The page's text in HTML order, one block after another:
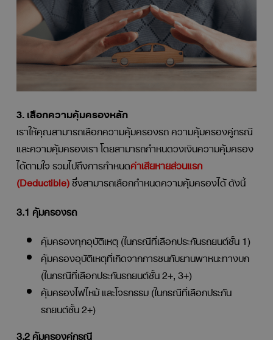
3. เลือกความคุ้มครองหลัก
เราให้คุณสามารถเลือกความคุ้มครองรถ ความคุ้มครองคู่กรณี
และความคุ้มครองเรา โดยสามารถกำหนดวงเงินความคุ้มครอง
ได้ตามใจ รวมไปถึงการกำหนดค่าเสียหายส่วนแรก
(Deductible)ซึ่งสามารถเลือกกำหนดความคุ้มครองได้ ดังนี้
3.1 คุ้มครองรถ
คุ้มครองทุกอุบัติเหตุ (ในกรณีที่เลือกประกันรถยนต์ชั้น 1)
คุ้มครองอุบัติเหตุที่เกิดจากการชนกับยานพาหนะทางบก
(ในกรณีที่เลือกประกันรถยนต์ชั้น 2+, 3+)
คุ้มครองไฟไหม้ และโจรกรรม (ในกรณีที่เลือกประกัน
รถยนต์ชั้น 2+)
3.2 คุ้มครองคู่กรณี